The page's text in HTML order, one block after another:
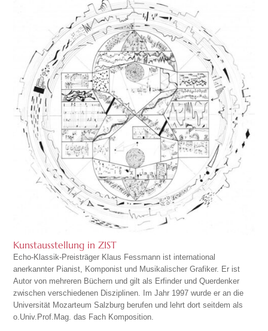
Kunstausstellung in ZIST
Echo-Klassik-Preisträger Klaus Fessmann ist international
anerkannter Pianist, Komponist und Musikalischer Grafiker. Er ist
Autor von mehreren Büchern und gilt als Erfinder und Querdenker
zwischen verschiedenen Disziplinen. Im Jahr 1997 wurde er an die
Universität Mozarteum Salzburg berufen und lehrt dort seitdem als
o.Univ.Prof.Mag. das Fach Komposition.